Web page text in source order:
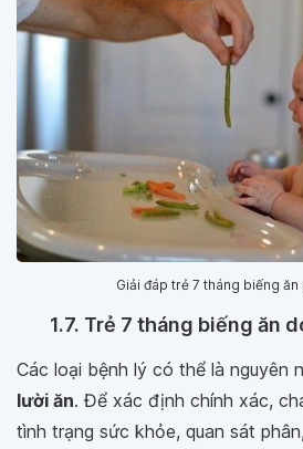
Giải đáp trẻ 7 tháng biếng ăn
1.7. Trẻ 7 tháng biếng ăn
Các loại bệnh lý có thể là nguyên
lười ăn. Để xác định chính xác,
tình trạng sức khỏe, quan sát